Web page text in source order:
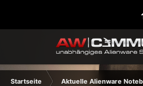
Startseite Aktuelle Alienware